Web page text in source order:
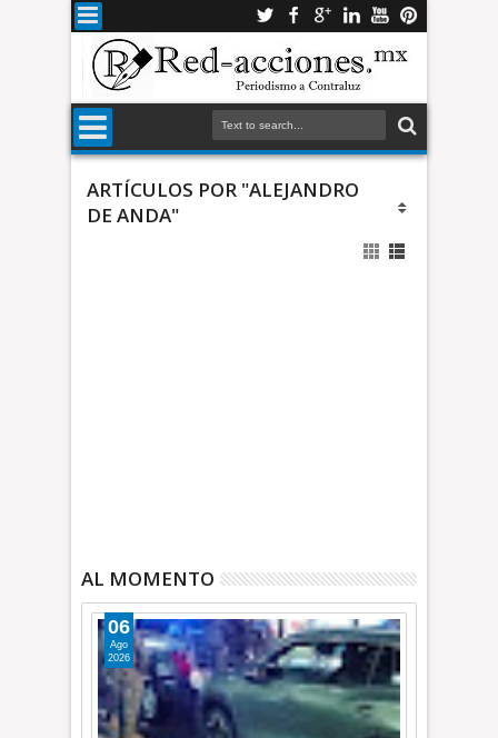
ARTÍCULOS POR "ALEJANDRO
DE ANDA"
AL MOMENTO
06
Ago
2026